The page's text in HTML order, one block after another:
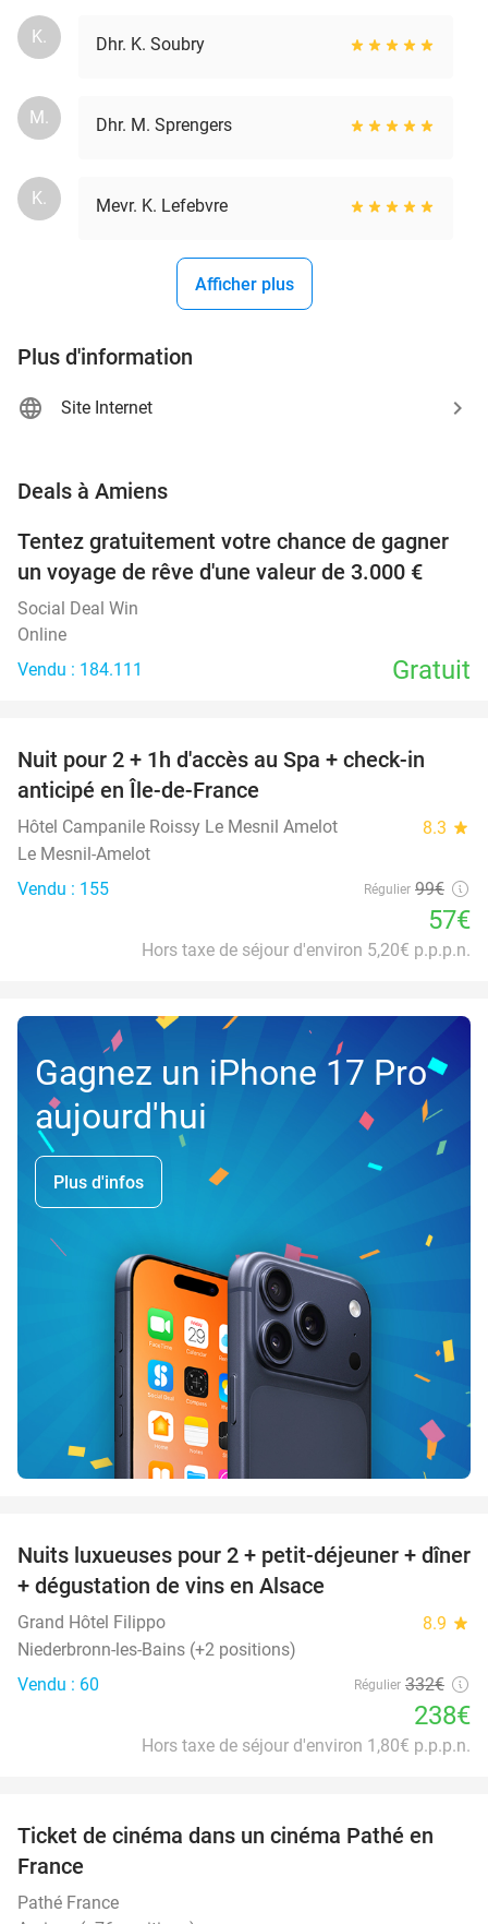
K. Dhr. K. Soubry
M. Dhr. M. Sprengers
K. Mevr. K. Lefebvre
Afficher plus
Plus d'information
Site Internet
Deals à Amiens
Tentez gratuitement votre chance de gagner
un voyage de rêve d'une valeur de 3.000 €
Social Deal Win
Online
Vendu : 184.111
Gratuit
42%
Nuit pour 2 + 1h d'accès au Spa + check-in
anticipé en Île-de-France
Hôtel Campanile Roissy Le Mesnil Amelot 8.3 star
Le Mesnil-Amelot
Vendu : 155
Régulier 99€
57€
Hors taxe de séjour d'environ 5,20€ p.p.p.n.
Gagnez un iPhone 17 Pro
aujourd'hui
Plus d'infos
28%
Nuits luxueuses pour 2 + petit-déjeuner + dîner
+ dégustation de vins en Alsace
Grand Hôtel Filippo 8.9 star
Niederbronn-les-Bains (+2 positions)
Vendu : 60
Régulier 332€
238€
Hors taxe de séjour d'environ 1,80€ p.p.p.n.
40%
Ticket de cinéma dans un cinéma Pathé en
France
Pathé France